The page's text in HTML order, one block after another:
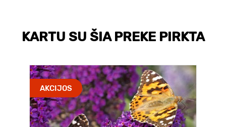
KARTU SU ŠIA PREKE PIRKTA
AKCIJOS